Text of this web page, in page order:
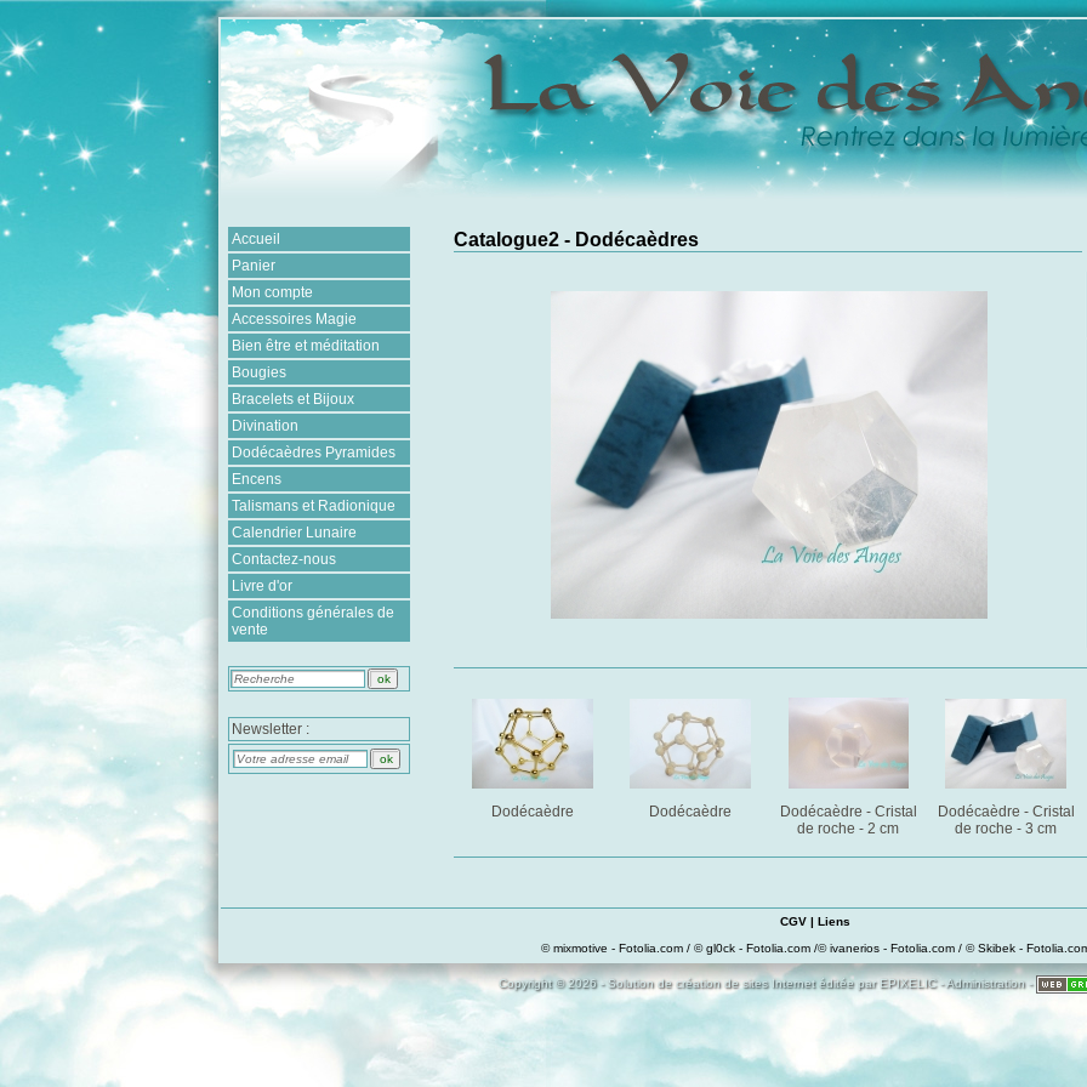
Accueil
Panier
Mon compte
Accessoires Magie
Bien être et méditation
Bougies
Bracelets et Bijoux
Divination
Dodécaèdres Pyramides
Encens
Talismans et Radionique
Calendrier Lunaire
Contactez-nous
Livre d'or
Conditions générales de
vente
Newsletter :
Catalogue2 - Dodécaèdres
Dodécaèdre Dodécaèdre
Dodécaèdre - Cristal
de roche - 2 cm
Dodécaèdre - Cristal
de roche - 3 cm
CGV | Liens
© mixmotive - Fotolia.com / © gl0ck - Fotolia.com /© ivanerios - Fotolia.com / © Skibek -
Copyright © 2026 - Solution de création de sites Internet éditée par EPIXELIC- Administration-